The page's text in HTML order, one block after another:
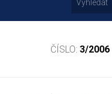
ČÍSLO: 3/2006